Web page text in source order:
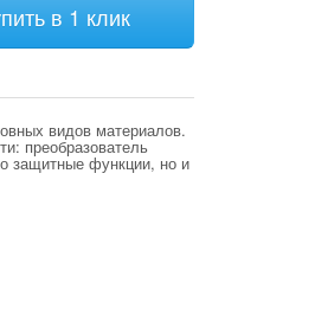
в 1 клик
видов материалов.
преобразователь
защитные функции, но и